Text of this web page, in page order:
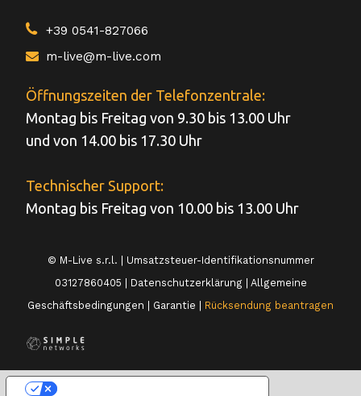
+39 0541-827066
m-live@m-live.com
Öffnungszeiten der Telefonzentrale:
Montag bis Freitag von 9.30 bis 13.00 Uhr
und von 14.00 bis 17.30 Uhr
Technischer Support:
Montag bis Freitag von 10.00 bis 13.00 Uhr
© M-Live s.r.l. | Umsatzsteuer-Identifikationsnummer
03127860405 | Datenschutzerklärung| Allgemeine
Geschäftsbedingungen | Garantie | Rücksendung beantragen